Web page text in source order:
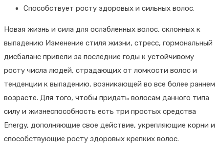
Способствует росту здоровых и сильных волос.
Новая жизнь и сила для ослабленных волос, склонных к
выпадению Изменение стиля жизни, стресс, гормональный
дисбаланс привели за последние годы к устойчивому
росту числа людей, страдающих от ломкости волос и
тенденции к выпадению, возникающей во все более раннем
возрасте. Для того, чтобы придать волосам данного типа
силу и жизнеспособность есть три простых средства
Energy, дополняющие свое действие, укрепляющие корни и
способствующие росту здоровых крепких волос.